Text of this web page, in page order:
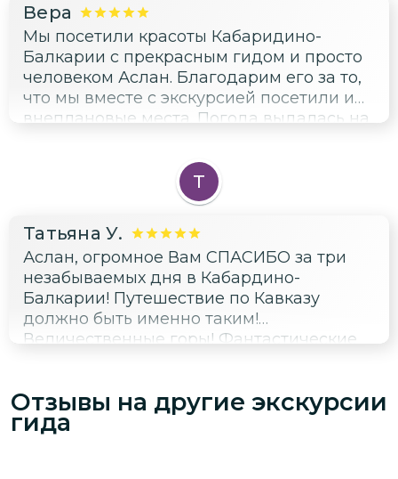
Вера
Мы посетили красоты Кабаридино-
Балкарии с прекрасным гидом и просто
человеком Аслан. Благодарим его за то,
что мы вместе с экскурсией посетили и
внеплановые места. Погода выдалась на
что много не увидим, но Аслан наполнил
экскурсию новыми местами.
Т
Татьяна У.
Аслан, огромное Вам СПАСИБО за три
незабываемых дня в Кабардино-
Балкарии! Путешествие по Кавказу
должно быть именно таким!
Величественные горы! Фантастические
Верхняя Балкария предстала перед
нами загадочной и мистической!
Наверное, из-за погоды, когда вершины
Отзывы на другие экскурсии
гида